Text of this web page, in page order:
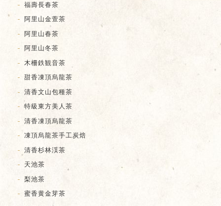
福壽長春茶
阿里山金萱茶
阿里山春茶
阿里山冬茶
木柵鉄観音茶
甜香凍頂烏龍茶
清香文山包種茶
特級東方美人茶
清香凍頂烏龍茶
凍頂烏龍茶手工炭焙
清香杉林渓茶
天池茶
梨池茶
蜜香黄金芽茶